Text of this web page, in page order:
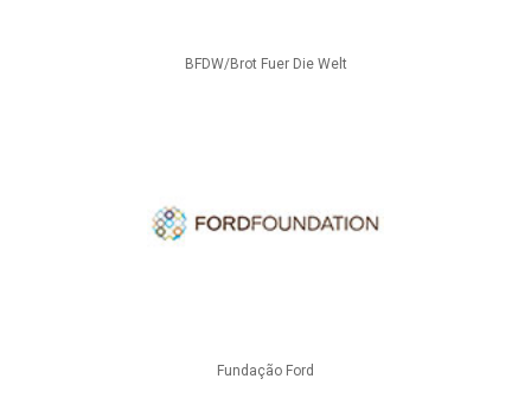
BFDW/Brot Fuer Die Welt
Fundação Ford